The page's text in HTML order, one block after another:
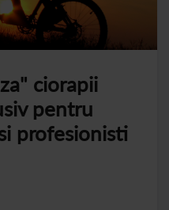
ciorapii
pentru
profesionisti